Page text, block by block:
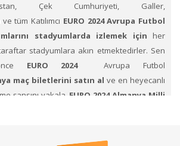
Çek Cumhuriyeti, Galler,
ve tüm Katılımcı EURO 2024 Avrupa Futbol
stadyumlarda izlemek için her
stadyumlara akın etmektedirler. Sen
EURO 2024
Avrupa Futbol
maç biletlerini satın al ve en heyecanlı
şansını yakala. EURO 2024 Almanya Milli
yetenekli, hızlı, pahalı değerli